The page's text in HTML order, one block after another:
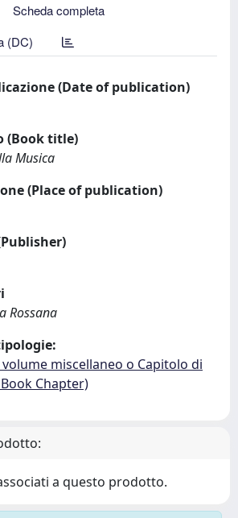
Scheda completa
(DC)
(Date of publication)
(Book title)
Musica
(Place of publication)
Rossana
volume miscellaneo o Capitolo di
Chapter)
a questo prodotto.